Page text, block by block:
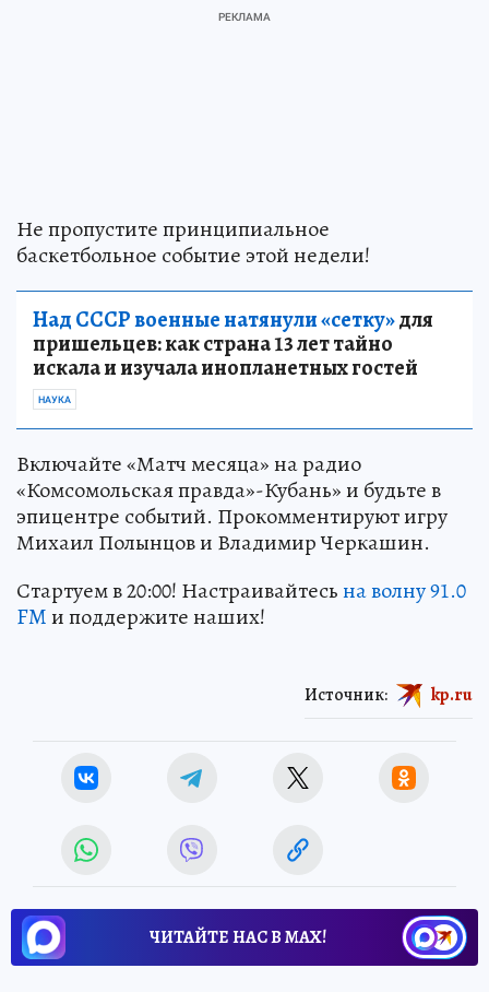
Не пропустите принципиальное
баскетбольное событие этой недели!
Над СССР военные натянули «сетку»для
пришельцев: как страна 13 лет тайно
искала и изучала инопланетных гостей
НАУКА
Включайте «Матч месяца» на радио
«Комсомольская правда»-Кубань» и будьте в
эпицентре событий. Прокомментируют игру
Михаил Полынцов и Владимир Черкашин.
Стартуем в 20:00! Настраивайтесьна волну 91.0
FMи поддержите наших!
Источник: kp.ru
ЧИТАЙТЕ НАС В МАХ!